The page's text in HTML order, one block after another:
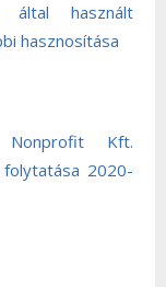
által használt
hasznosítása
Nonprofit Kft.
folytatása 2020-